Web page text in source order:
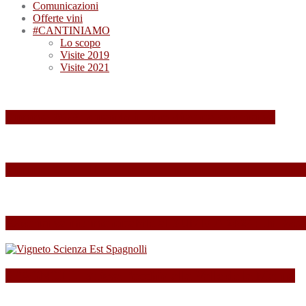
Comunicazioni
Offerte vini
#CANTINIAMO
Lo scopo
Visite 2019
Visite 2021